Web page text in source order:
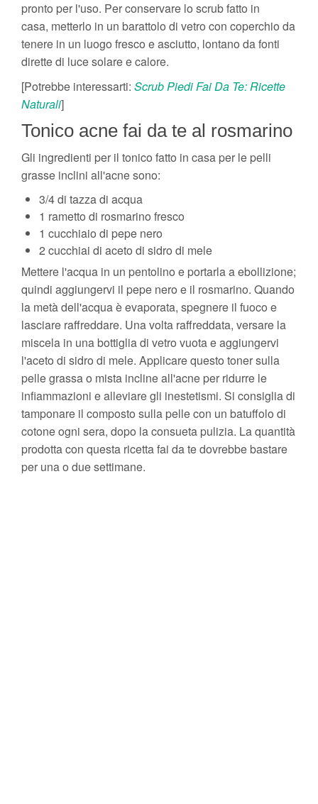
pronto per l'uso. Per conservare lo scrub fatto in
casa, metterlo in un barattolo di vetro con coperchio da
tenere in un luogo fresco e asciutto, lontano da fonti
dirette di luce solare e calore.
[Potrebbe interessarti: Scrub Piedi Fai Da Te: Ricette
Naturali]
Tonico acne fai da te al rosmarino
Gli ingredienti per il tonico fatto in casa per le pelli
grasse inclini all'acne sono:
3/4 di tazza di acqua
1 rametto di rosmarino fresco
1 cucchiaio di pepe nero
2 cucchiai di aceto di sidro di mele
Mettere l'acqua in un pentolino e portarla a ebollizione;
quindi aggiungervi il pepe nero e il rosmarino. Quando
la metà dell'acqua è evaporata, spegnere il fuoco e
lasciare raffreddare. Una volta raffreddata, versare la
miscela in una bottiglia di vetro vuota e aggiungervi
l'aceto di sidro di mele. Applicare questo toner sulla
pelle grassa o mista incline all'acne per ridurre le
infiammazioni e alleviare gli inestetismi. Si consiglia di
tamponare il composto sulla pelle con un batuffolo di
cotone ogni sera, dopo la consueta pulizia. La quantità
prodotta con questa ricetta fai da te dovrebbe bastare
per una o due settimane.